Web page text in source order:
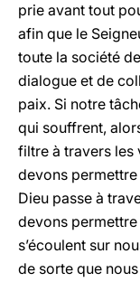
prie avant tout
afin que le
toute la société
dialogue et de
paix. Si notre
qui souffrent,
filtre à travers les
devons
Dieu passe à
devons
s’écoulent sur
de sorte que